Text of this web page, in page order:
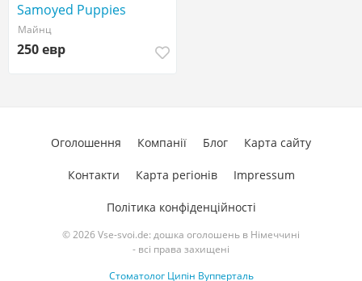
Samoyed Puppies
Майнц
250 евр
© 2026 Vse-svoi.de: дошка оголошень в Німеччині
- всі права захищені
Стоматолог Ципін Вупперталь
Оголошення Компанії Блог Карта сайту
Контакти Карта регіонів Impressum
Політика конфіденційності